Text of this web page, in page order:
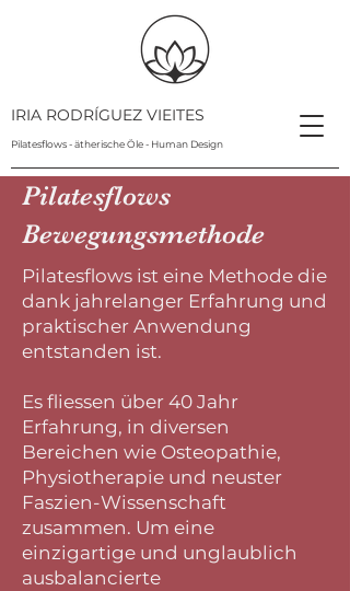
IRIA RODRÍGUEZ VIEITES
Pilatesflows - ätherische Öle - Human Design
Pilatesflows
Bewegungsmethode
Pilatesflows ist eine Methode die
dank jahrelanger Erfahrung und
praktischer Anwendung
entstanden ist.
Es fliessen über 40 Jahr
Erfahrung, in diversen
Bereichen wie Osteopathie,
Physiotherapie und neuster
Faszien-Wissenschaft
zusammen. Um eine
einzigartige und unglaublich
ausbalancierte